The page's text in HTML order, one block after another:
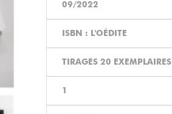
09/2022
ISBN : L'OÉDITE
TIRAGES 20 EXEMPLAIRES
1